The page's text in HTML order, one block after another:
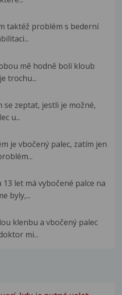
taktéž problém s bederní
mě hodně bolí kloub
trochu...
se zeptat, jestli je možné,
u...
je vbočený palec, zatím jen
let má vybočené palce na
byly,...
klenbu a vbočený palec
mi...